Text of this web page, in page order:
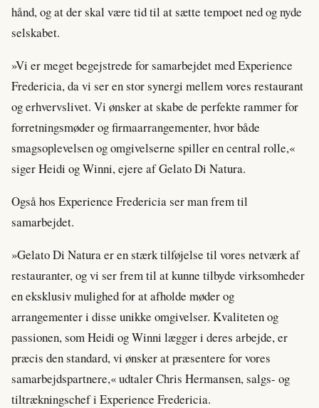
hånd, og at der skal være tid til at sætte tempoet ned og nyde
selskabet.
»Vi er meget begejstrede for samarbejdet med Experience
Fredericia, da vi ser en stor synergi mellem vores restaurant
og erhvervslivet. Vi ønsker at skabe de perfekte rammer for
forretningsmøder og firmaarrangementer, hvor både
smagsoplevelsen og omgivelserne spiller en central rolle,«
siger Heidi og Winni, ejere af Gelato Di Natura.
Også hos Experience Fredericia ser man frem til
samarbejdet.
»Gelato Di Natura er en stærk tilføjelse til vores netværk af
restauranter, og vi ser frem til at kunne tilbyde virksomheder
en eksklusiv mulighed for at afholde møder og
arrangementer i disse unikke omgivelser. Kvaliteten og
passionen, som Heidi og Winni lægger i deres arbejde, er
præcis den standard, vi ønsker at præsentere for vores
samarbejdspartnere,« udtaler Chris Hermansen, salgs- og
tiltrækningschef i Experience Fredericia.